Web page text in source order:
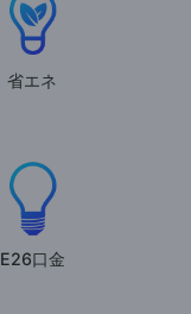
省エネ
E26口金